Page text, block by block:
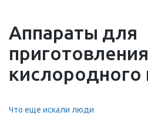
Аппараты для
приготовления
кислородного
Что еще искали люди